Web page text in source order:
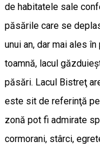
de habitatele sale
păsările care se
unui an, dar mai ales
toamnă, lacul
păsări. Lacul Bistreţ
este sit de referinţă
zonă pot fi admirate
cormorani, stârci,